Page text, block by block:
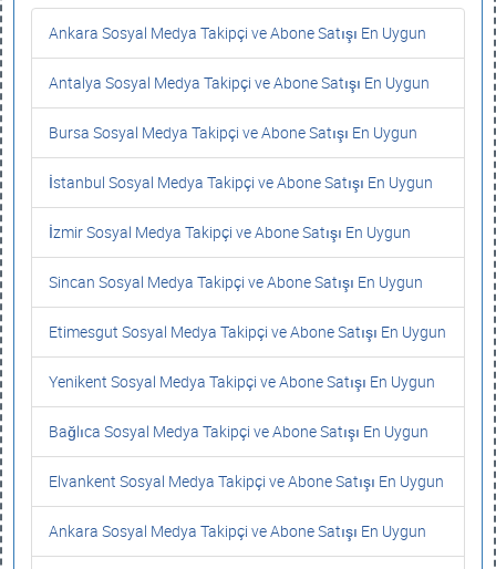
Ankara Sosyal Medya Takipçi ve Abone Satışı En Uygun
Antalya Sosyal Medya Takipçi ve Abone Satışı En Uygun
Bursa Sosyal Medya Takipçi ve Abone Satışı En Uygun
İstanbul Sosyal Medya Takipçi ve Abone Satışı En Uygun
İzmir Sosyal Medya Takipçi ve Abone Satışı En Uygun
Sincan Sosyal Medya Takipçi ve Abone Satışı En Uygun
Etimesgut Sosyal Medya Takipçi ve Abone Satışı En Uygun
Yenikent Sosyal Medya Takipçi ve Abone Satışı En Uygun
Bağlıca Sosyal Medya Takipçi ve Abone Satışı En Uygun
Elvankent Sosyal Medya Takipçi ve Abone Satışı En Uygun
Ankara Sosyal Medya Takipçi ve Abone Satışı En Uygun